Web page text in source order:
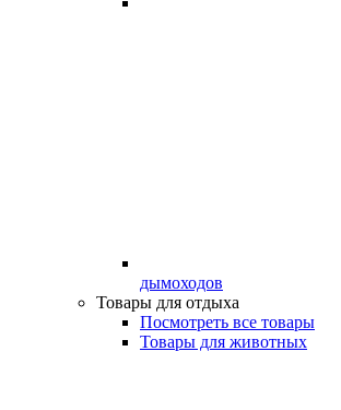
дымоходов
Товары для отдыха
Посмотреть все товары
Товары для животных